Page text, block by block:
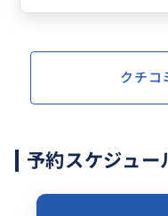
クチコ
予約スケジュー